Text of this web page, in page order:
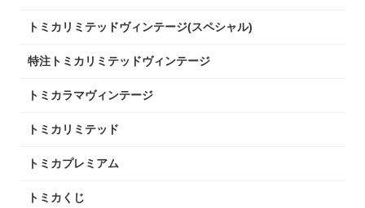
トミカリミテッドヴィンテージ(スペシャル)
特注トミカリミテッドヴィンテージ
トミカラマヴィンテージ
トミカリミテッド
トミカプレミアム
トミカくじ